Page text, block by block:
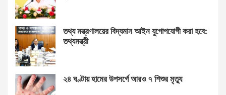
তথ্য মন্ত্রণালয়ের বিদ্যমান আইন যুগোপযোগী করা হবে:
তথ্যমন্ত্রী
২৪ ঘণ্টায় হামের উপসর্গে আরও ৭ শিশুর মৃত্যু